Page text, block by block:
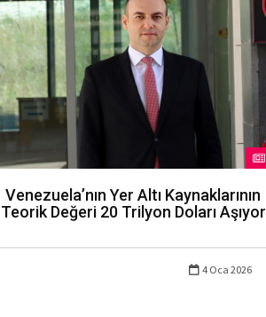
Venezuela’nın Yer Altı Kaynaklarının
Teorik Değeri 20 Trilyon Doları Aşıyor
4 Oca 2026